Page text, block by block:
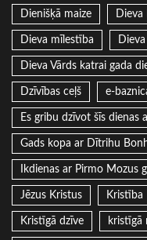
Dienišķā maize Dieva
Dieva mīlestība
Dieva Vārds katrai gada
Dzīvības ceļš e-
Es gribu dzīvot šīs dienas
Gads kopa ar Dītrihu
Ikdienas ar Pirmo Mozus
Jēzus Kristus Kristība
Kristīgā dzīve kristīgā